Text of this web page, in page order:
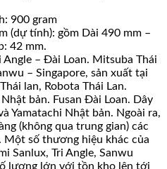
900 gram
(dự tính): gồm Dài 490 mm –
42 mm.
– Đài Loan. Mitsuba Thái
– Singapore, sản xuất tại
lan, Robota Thái Lan.
bản. Fusan Đài Loan. Dây
Yamatachi Nhật bản. Ngoài ra,
(không qua trung gian) các
Một số thương hiệu khác của
Sanlux, Tri Angle, Sanwu
lượng lớn với tồn kho lên tới